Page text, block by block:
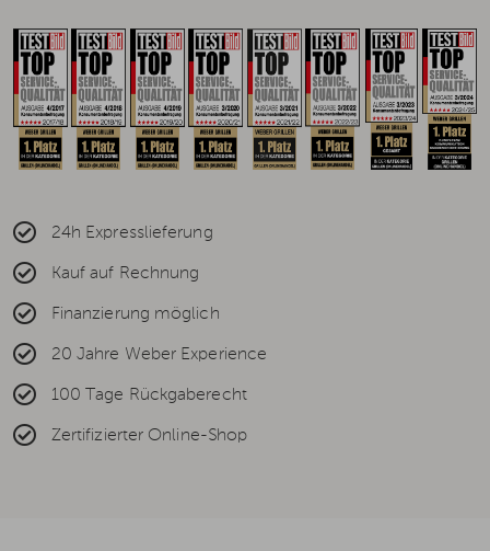
24h Expresslieferung
Kauf auf Rechnung
Finanzierung möglich
20 Jahre Weber Experience
100 Tage Rückgaberecht
Zertifizierter Online-Shop